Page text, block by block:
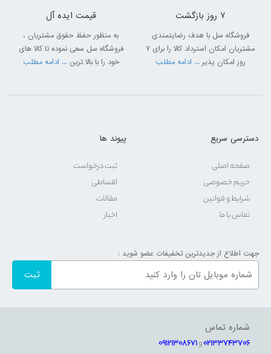
7 روز بازگشت
فروشگاه سل با هدف رضایتمندی
مشتریان امکان استرداد کالا را برای 7
روز امکان پذیر... ادامه مطلب
قیمت ایده آل
به منظور حفظ حقوق مشتریان ،
فروشگاه سل سعی نموده تا کالا های
خود را با بالا ترین ... ادامه مطلب
دسترسی سریع
صفحه اصلی
حریم خصوصی
شرایط و قوانین
تماس با ما
پیوند ها
ثبت درخواست
اقساطی
مقالات
اخبار
جهت اطلاع از جدیدترین تخفیفات عضو شوید :
شماره تماس
02133743706و09121308671